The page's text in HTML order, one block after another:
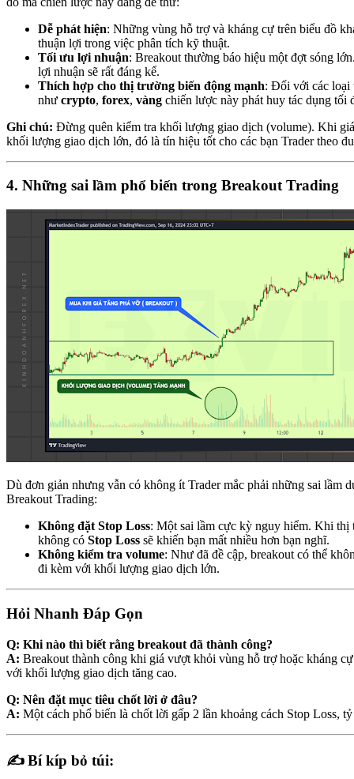
Dễ phát hiện: Những vùng hỗ trợ và kháng cự trên biểu đồ
thuận lợi trong việc phân tích kỹ thuật.
Tối ưu lợi nhuận: Breakout thường báo hiệu một đợt sóng
lợi nhuận sẽ rất đáng kể.
Thích hợp cho thị trường biến động mạnh: Đối với các loại
như crypto, forex, vàng chiến lược này phát huy tác dụng tối
Ghi chú: Đừng quên kiểm tra khối lượng giao dịch (volume). Khi
khối lượng giao dịch lớn, đó là tín hiệu tốt cho các bạn Trader theo
4. Những sai lầm phổ biến trong Breakout Trading
Dù đơn giản nhưng vẫn có không ít Trader mắc phải những sai lầm
Breakout Trading:
Không đặt Stop Loss: Một sai lầm cực kỳ nguy hiểm. Khi thị
không có Stop Loss sẽ khiến bạn mất nhiều hơn bạn nghĩ.
Không kiểm tra volume: Như đã đề cập, breakout có thể
đi kèm với khối lượng giao dịch lớn.
Hỏi Nhanh Đáp Gọn
Q: Khi nào thì biết rằng breakout đã thành công?
A: Breakout thành công khi giá vượt khỏi vùng hỗ trợ hoặc kháng
với khối lượng giao dịch tăng cao.
Q: Nên đặt mục tiêu chốt lời ở đâu?
A: Một cách phổ biến là chốt lời gấp 2 lần khoảng cách Stop Loss,
✍️ Bí kíp bỏ túi: